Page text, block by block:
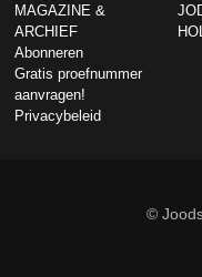
MAGAZINE &
ARCHIEF
Abonneren
Gratis proefnummer
aanvragen!
Privacybeleid
©